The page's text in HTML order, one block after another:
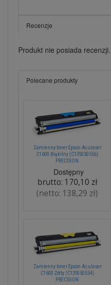
Recenzje
Produkt nie posiada recenzji.
Polecane produkty
Zamienny toner Epson Aculaser
C1600 Błękitny (C13S050556)
PRECISION
Dostępny
brutto: 170,10 zł
(netto: 138,29 zł)
Zamienny toner Epson Aculaser
C1600 Żółty (C13S050554)
PRECISION